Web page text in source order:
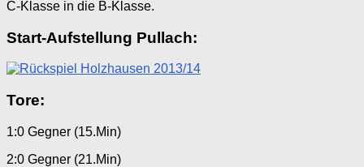
C-Klasse in die B-Klasse.
Start-Aufstellung Pullach:
Tore:
1:0 Gegner (15.Min)
2:0 Gegner (21.Min)